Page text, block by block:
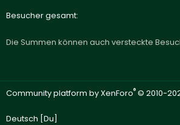
Besucher gesamt
Die Summen können auch versteckte
Community platform by XenForo® © 2010-
Deutsch [Du]